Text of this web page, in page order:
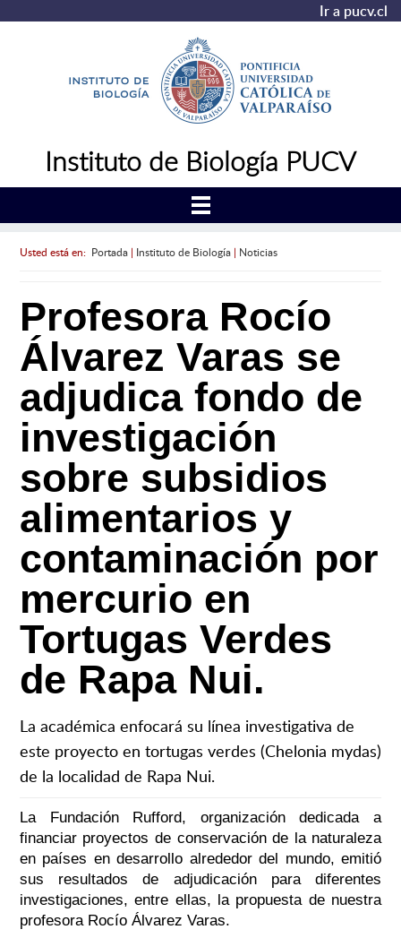
Ir a pucv.cl
Instituto de Biología PUCV
Usted está en: Portada| Instituto de Biología| Noticias
Profesora Rocío
Álvarez Varas se
adjudica fondo de
investigación
sobre subsidios
alimentarios y
contaminación por
mercurio en
Tortugas Verdes
de Rapa Nui.
La académica enfocará su línea investigativa de
este proyecto en tortugas verdes (Chelonia mydas)
de la localidad de Rapa Nui.
La Fundación Rufford, organización dedicada a
financiar proyectos de conservación de la naturaleza
en países en desarrollo alrededor del mundo, emitió
sus resultados de adjudicación para diferentes
investigaciones, entre ellas, la propuesta de nuestra
profesora Rocío Álvarez Varas.